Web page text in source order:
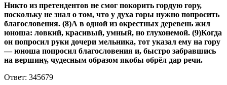
Никто из претендентов не смог покорить гордую гору,
поскольку не знал о том, что у духа горы нужно попросить
благословения. (8)А в одной из окрестных деревень жил
юноша: ловкий, красивый, умный, но глухонемой. (9)Когда
он попросил руки дочери мельника, тот указал ему на гору
— юноша попросил благословения и, быстро забравшись
на вершину, чудесным образом якобы обрёл дар речи.
Ответ: 345679